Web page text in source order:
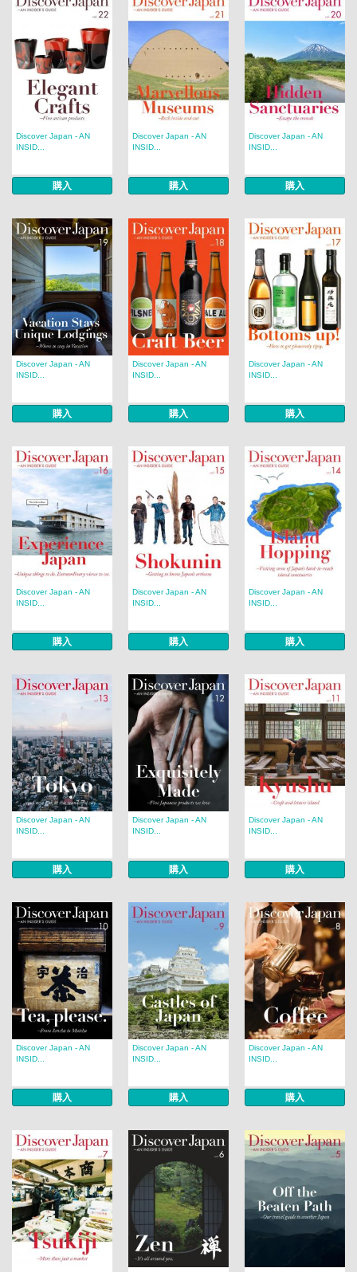
Discover Japan - AN
INSID...
購入
Discover Japan - AN
INSID...
購入
Discover Japan - AN
INSID...
購入
Discover Japan - AN
INSID...
購入
Discover Japan - AN
INSID...
購入
Discover Japan - AN
INSID...
購入
Discover Japan - AN
INSID...
購入
Discover Japan - AN
INSID...
購入
Discover Japan - AN
INSID...
購入
Discover Japan - AN
INSID...
購入
Discover Japan - AN
INSID...
購入
Discover Japan - AN
INSID...
購入
Discover Japan - AN
INSID...
購入
Discover Japan - AN
INSID...
購入
Discover Japan - AN
INSID...
購入